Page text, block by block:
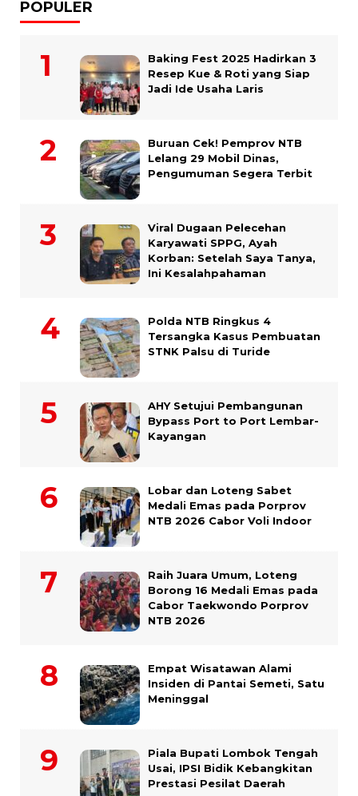
POPULER
Baking Fest 2025 Hadirkan 3
Resep Kue & Roti yang Siap
Jadi Ide Usaha Laris
Buruan Cek! Pemprov NTB
Lelang 29 Mobil Dinas,
Pengumuman Segera Terbit
Viral Dugaan Pelecehan
Karyawati SPPG, Ayah
Korban: Setelah Saya Tanya,
Ini Kesalahpahaman
Polda NTB Ringkus 4
Tersangka Kasus Pembuatan
STNK Palsu di Turide
AHY Setujui Pembangunan
Bypass Port to Port Lembar-
Kayangan
Lobar dan Loteng Sabet
Medali Emas pada Porprov
NTB 2026 Cabor Voli Indoor
Raih Juara Umum, Loteng
Borong 16 Medali Emas pada
Cabor Taekwondo Porprov
NTB 2026
Empat Wisatawan Alami
Insiden di Pantai Semeti, Satu
Meninggal
Piala Bupati Lombok Tengah
Usai, IPSI Bidik Kebangkitan
Prestasi Pesilat Daerah